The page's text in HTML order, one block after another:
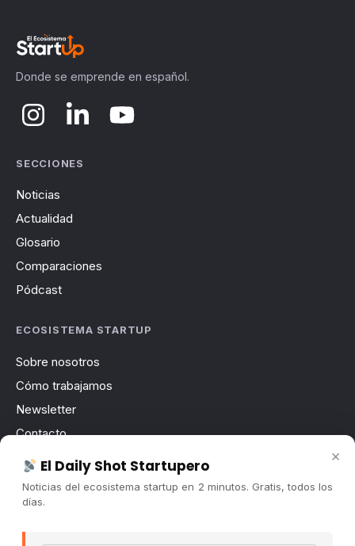
Donde se emprende en español.
SECCIONES
Noticias
Actualidad
Glosario
Comparaciones
Pódcast
ECOSISTEMA STARTUP
Sobre nosotros
Cómo trabajamos
Newsletter
Contacto
Publicidad
Convocatorias
×
El Daily Shot Startupero
Noticias del ecosistema startup en 2 minutos. Gratis, todos los
días.